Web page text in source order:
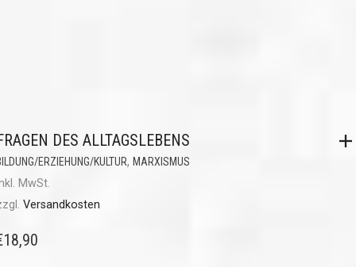
DES ALLTAGSLEBENS
ERZIEHUNG/KULTUR, MARXISMUS
MwSt.
Versandkosten
18,90